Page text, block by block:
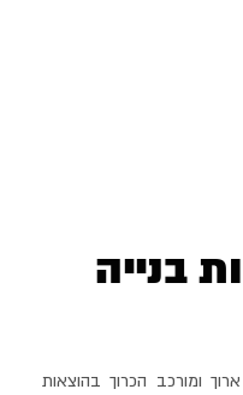
בנייה
ומורכב הכרוך בהוצאות